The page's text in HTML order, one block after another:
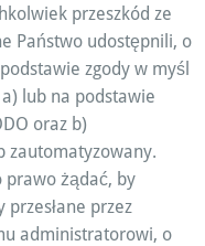
przeszkód ze
Państwo udostępnili, o
zgody w myśl
lub na podstawie
oraz b)
zautomatyzowany.
prawo żądać, by
przesłane przez
administratorowi, o